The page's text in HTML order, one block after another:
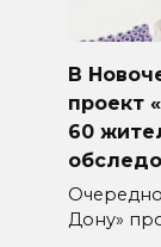
В
проект
60
Дону»